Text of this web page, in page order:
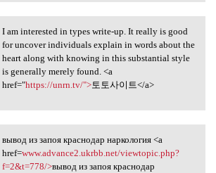
interested in types
I am interested in types write-up. It really is good
for uncover individuals explain in words about the
heart along with knowing in this substantial style
is generally merely found. <a
href="https://unrn.tv/">토토사이트</a>
из запоя краснодар
вывод из запоя краснодар наркология <a
href=www.advance2.ukrbb.net/viewtopic.php?
f=2&t=778/>вывод из запоя краснодар